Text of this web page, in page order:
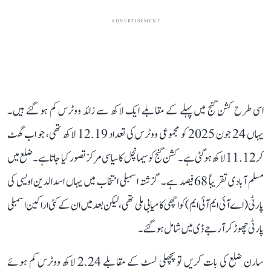
ADVERTISEMENT
اسی طرح کشن گنج میں پہلے کے مقابلے ایک لاکھ سے زائد ووٹرس کم ہو گئے ہیں۔
یہاں 24 جون 2025 کو مجموعی ووٹرس کی تعداد 12.19 لاکھ تھی، جو اب گھٹ
کر 11.12 لاکھ ہو گئی ہے۔ کشن گنج کو سیمانچل کا سیاسی مرکز تصور کیا جاتا ہے۔ ضلع میں
مسلم آبادی تقریباً 68 فیصد ہے۔ گزشتہ اسمبلی انتخاب میں یہاں اسدالدین اویسی کی
پارٹی (اے آئی ایم آئی ایم) کو اچھی کامیابی ملی تھی، لیکن بعد میں ان کے کئی اراکین اسمبلی
پارٹی چھوڑ کر آر جے ڈی میں شامل ہو گئے۔
سارن ضلع کی بات کریں تو پچھلی لسٹ کے مقابلے 2.24 لاکھ ووٹرس کم ہوئے